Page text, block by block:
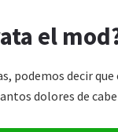
el
podemos decir que
dolores de